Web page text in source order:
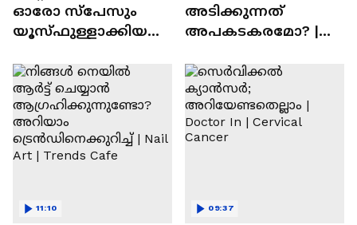
ഓരോ സ്‌പേസും
യൂസ്ഫുള്ളാക്കിയ
അടിക്കുന്നത്
അപകടകരമോ? |
11:10 09:37